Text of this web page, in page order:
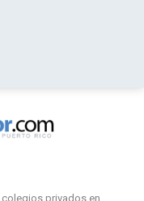
colegios privados en